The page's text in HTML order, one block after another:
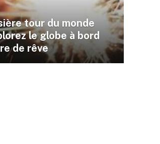
tour du monde
le globe à bord
de rêve